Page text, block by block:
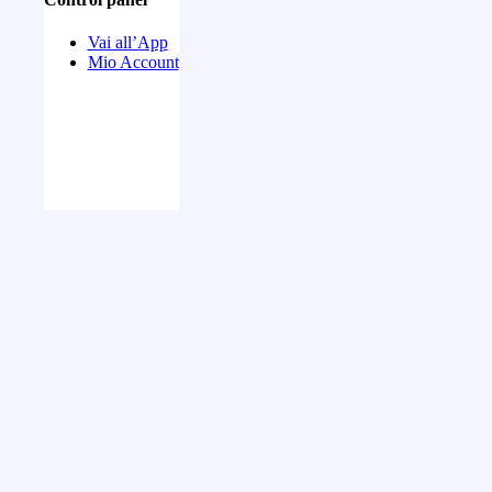
Vai all’App
Mio Account